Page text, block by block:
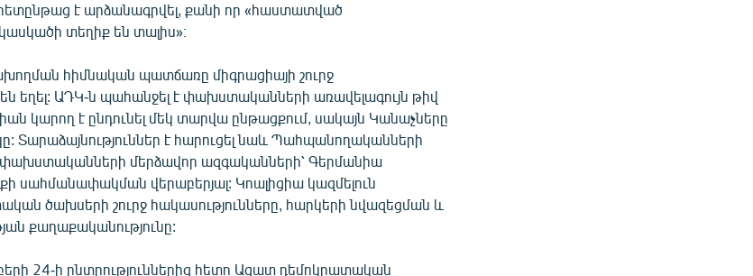
հետընթաց է արձանագրվել, քանի որ «հաստատված
տեղիք են տալիս»։
հիմնական պատճառը միգրացիայի շուրջ
են եղել: ԱԴԿ-ն պահանջել է փախստականների առավելագույն թիվ
կարող է ընդունել մեկ տարվա ընթացքում, սակայն Կանաչները
Տարաձայնություններ է հարուցել նաև Պահպանողականների
փախստականների մերձավոր ազգականների՝ Գերմանիա
սահմանափակման վերաբերյալ: Կոալիցիա կազմելուն
ծախսերի շուրջ հակասությունները, հարկերի նվազեցման և
քաղաքականությունը:
24-ի ընտրություններից հետո Ազատ դեմոկրատական